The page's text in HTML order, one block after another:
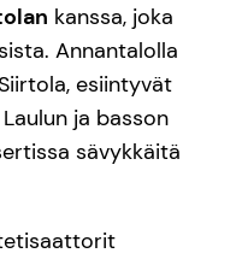
kanssa, joka
Annantalolla
esiintyvät
ja basson
sävykkäitä